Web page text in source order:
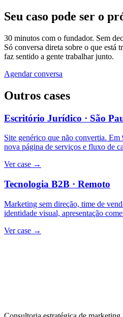
Seu caso pode ser o
30 minutos com o fundador. Sem
Só conversa direta sobre o que
faz sentido a gente trabalhar junto.
Agendar conversa
Outros cases
Escritório Jurídico · São
Site genérico que não convertia.
nova página de serviços e fluxo de
Ver case →
Tecnologia B2B · Remoto
Marketing sem direção, time de
identidade visual, apresentação
Ver case →